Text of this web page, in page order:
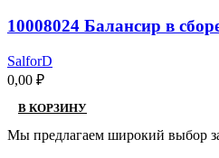
10008024 Балансир в
SalforD
0,00 ₽
В КОРЗИНУ
Мы предлагаем широкий выбор